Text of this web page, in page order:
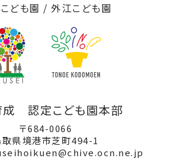
ども園 / 外江こども園
認定こども園本部
〒684-0066
取県境港市芝町494-1